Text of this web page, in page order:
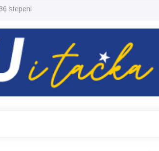
stepeni